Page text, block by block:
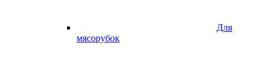
Для
мясорубок